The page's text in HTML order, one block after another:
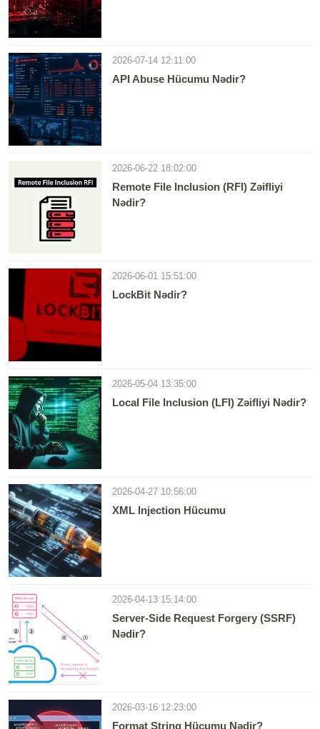
2026-07-14 12:11:00
API Abuse Hücumu Nədir?
2026-06-22 18:02:00
Remote File Inclusion (RFI) Zəifliyi
Nədir?
2026-06-01 15:51:00
LockBit Nədir?
2026-05-04 13:35:00
Local File Inclusion (LFI) Zəifliyi Nədir?
2026-04-27 10:56:00
XML Injection Hücumu
2026-04-13 15:14:00
Server-Side Request Forgery (SSRF)
Nədir?
2026-03-16 12:23:00
Format String Hücumu Nədir?